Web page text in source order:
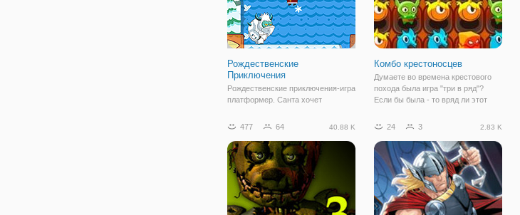
Рождественские
Приключения
Рождественские приключения-игра
платформер. Санта хочет
от нас. Но есть много препятствий
человека, снежный монстры,
пингвины и ловушки. Помочь
Санта собирать
Комбо крестоносцев
Думаете во времена крестового
похода была игра "три в ряд"?
Если бы была - то вряд ли этот
крестоносцы, просто сидели бы и
вас есть такая возможность.
477 64 40.88 K 24 3 2.83 K